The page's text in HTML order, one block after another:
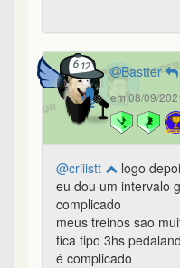
Bastter
em 08/09/
@criiistt
logo
eu dou um intervalo
complicado
meus treinos sao
fica tipo 3hs
é complicado